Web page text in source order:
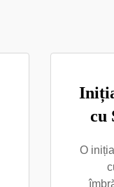
cu
O